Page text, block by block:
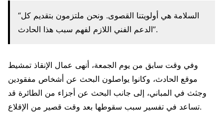
“السلامة هي أولويتنا القصوى. ونحن ملتزمون بتقديم كل
الدعم الفني اللازم لفهم سبب هذا الحادث”.
وفي وقت سابق من يوم الجمعة، أنهى عمال الإنقاذ تمشيط
موقع الحادث، وكانوا يواصلون البحث عن أشخاص مفقودين
وجثث في المباني، إلى جانب البحث عن أجزاء من الطائرة قد
تساعد في تفسير سبب سقوطها بعد وقت قصير من الإقلاع.